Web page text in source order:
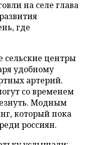
на селе глава
где
сельские центры
удобному
артерий.
со временем
Модным
который пока
россиян.